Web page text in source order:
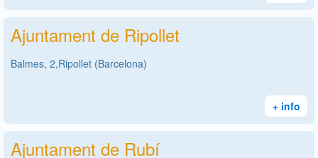
Ajuntament de Ripollet
Balmes, 2,Ripollet (Barcelona)
+ info
Ajuntament de Rubí